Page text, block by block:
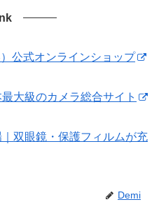
公式オンラインショップ
大級のカメラ総合サイト
双眼鏡・保護フィルムが充
Demi